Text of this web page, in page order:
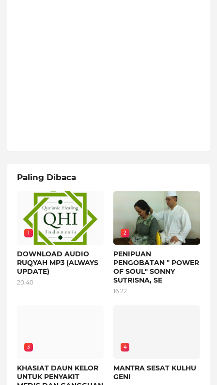
Paling Dibaca
1
DOWNLOAD AUDIO
RUQYAH MP3 (ALWAYS
UPDATE)
20.40
2
PENIPUAN
PENGOBATAN " POWER
OF SOUL" SONNY
SUTRISNA, SE
16.22
3
KHASIAT DAUN KELOR
UNTUK PENYAKIT
4
MANTRA SESAT KULHU
GENI